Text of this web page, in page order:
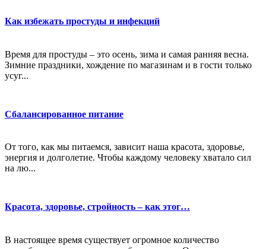
Как избежать простуды и инфекций
Время для простуды – это осень, зима и самая ранняя весна.
Зимние праздники, хождение по магазинам и в гости только
усуг...
Сбалансированное питание
От того, как мы питаемся, зависит наша красота, здоровье,
энергия и долголетие. Чтобы каждому человеку хватало сил
на лю...
Красота, здоровье, стройность – как этог…
В настоящее время существует огромное количество